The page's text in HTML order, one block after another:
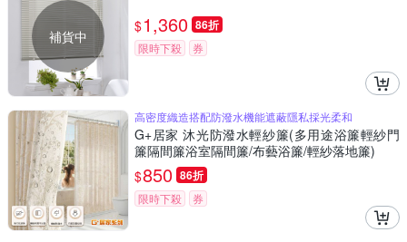
補貨中
$1,360 86折
限時下殺 券
高密度織造搭配防潑水機能遮蔽隱私採光柔和
G+居家 沐光防潑水輕紗簾(多用途浴簾輕紗門
簾隔間簾浴室隔間簾/布藝浴簾/輕紗落地簾)
$850 86折
限時下殺 券